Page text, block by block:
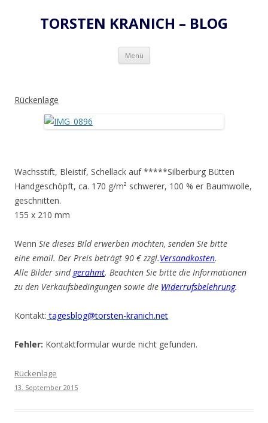
TORSTEN KRANICH – BLOG
Menü Zum
springen
Rückenlage
Wachsstift, Bleistif, Schellack auf *****Silberburg Bütten
Handgeschöpft, ca. 170 g/m² schwerer, 100 % er Baumwolle,
geschnitten.
155 x 210 mm
Wenn Sie dieses Bild erwerben möchten, senden Sie bitte
eine email. Der Preis beträgt 90 € zzgl.Versandkosten.
Alle Bilder sind gerahmt. Beachten Sie bitte die Informationen
zu den Verkaufsbedingungen sowie die Widerrufsbelehrung.
Kontakt: tagesblog@torsten-kranich.net
Fehler: Kontaktformular wurde nicht gefunden.
Rückenlage
13. September 2015